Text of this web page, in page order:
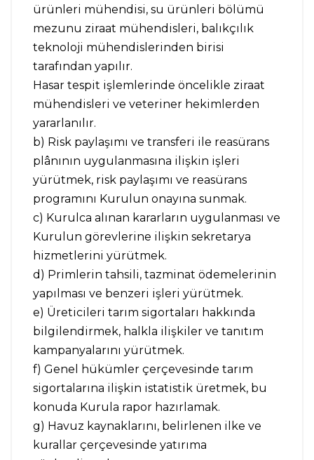
ürünleri mühendisi, su ürünleri bölümü
mezunu ziraat mühendisleri, balıkçılık
teknoloji mühendislerinden birisi
tarafından yapılır.
Hasar tespit işlemlerinde öncelikle ziraat
mühendisleri ve veteriner hekimlerden
yararlanılır.
b) Risk paylaşımı ve transferi ile reasürans
plânının uygulanmasına ilişkin işleri
yürütmek, risk paylaşımı ve reasürans
programını Kurulun onayına sunmak.
c) Kurulca alınan kararların uygulanması ve
Kurulun görevlerine ilişkin sekretarya
hizmetlerini yürütmek.
d) Primlerin tahsili, tazminat ödemelerinin
yapılması ve benzeri işleri yürütmek.
e) Üreticileri tarım sigortaları hakkında
bilgilendirmek, halkla ilişkiler ve tanıtım
kampanyalarını yürütmek.
f) Genel hükümler çerçevesinde tarım
sigortalarına ilişkin istatistik üretmek, bu
konuda Kurula rapor hazırlamak.
g) Havuz kaynaklarını, belirlenen ilke ve
kurallar çerçevesinde yatırıma